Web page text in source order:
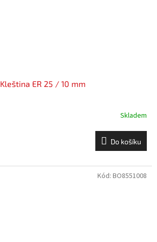
Kleština ER 25 / 10 mm
Skladem
Do košíku
Kód: BO8551008